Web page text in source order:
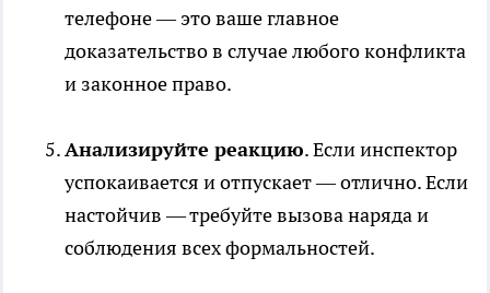
телефоне — это ваше главное
доказательство в случае любого конфликта
и законное право.
Анализируйте реакцию. Если инспектор
успокаивается и отпускает — отлично. Если
настойчив — требуйте вызова наряда и
соблюдения всех формальностей.